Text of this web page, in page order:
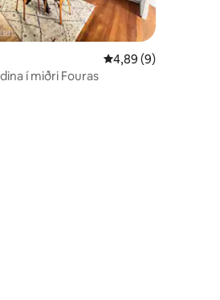
umsagnir
4,89 af 5 í
4,89 (9)
í miðri Fouras